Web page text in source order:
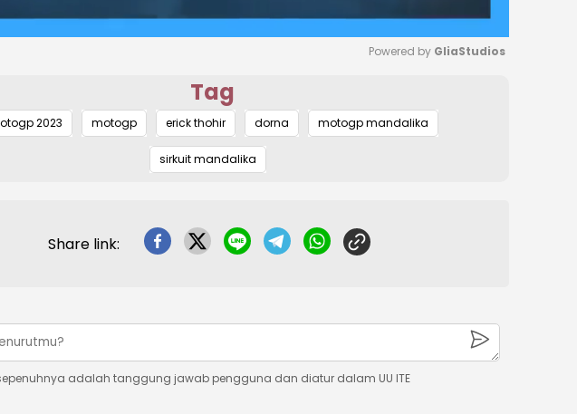
Powered by GliaStudios
Tag
2023 motogp erick thohir dorna motogp mandalika
sirkuit mandalika
Share link:
adalah tanggung jawab pengguna dan diatur dalam UU ITE